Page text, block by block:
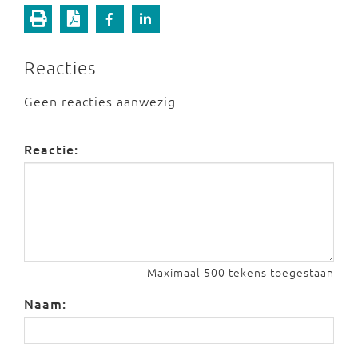
Reacties
Geen reacties aanwezig
Reactie:
Maximaal 500 tekens toegestaan
Naam: